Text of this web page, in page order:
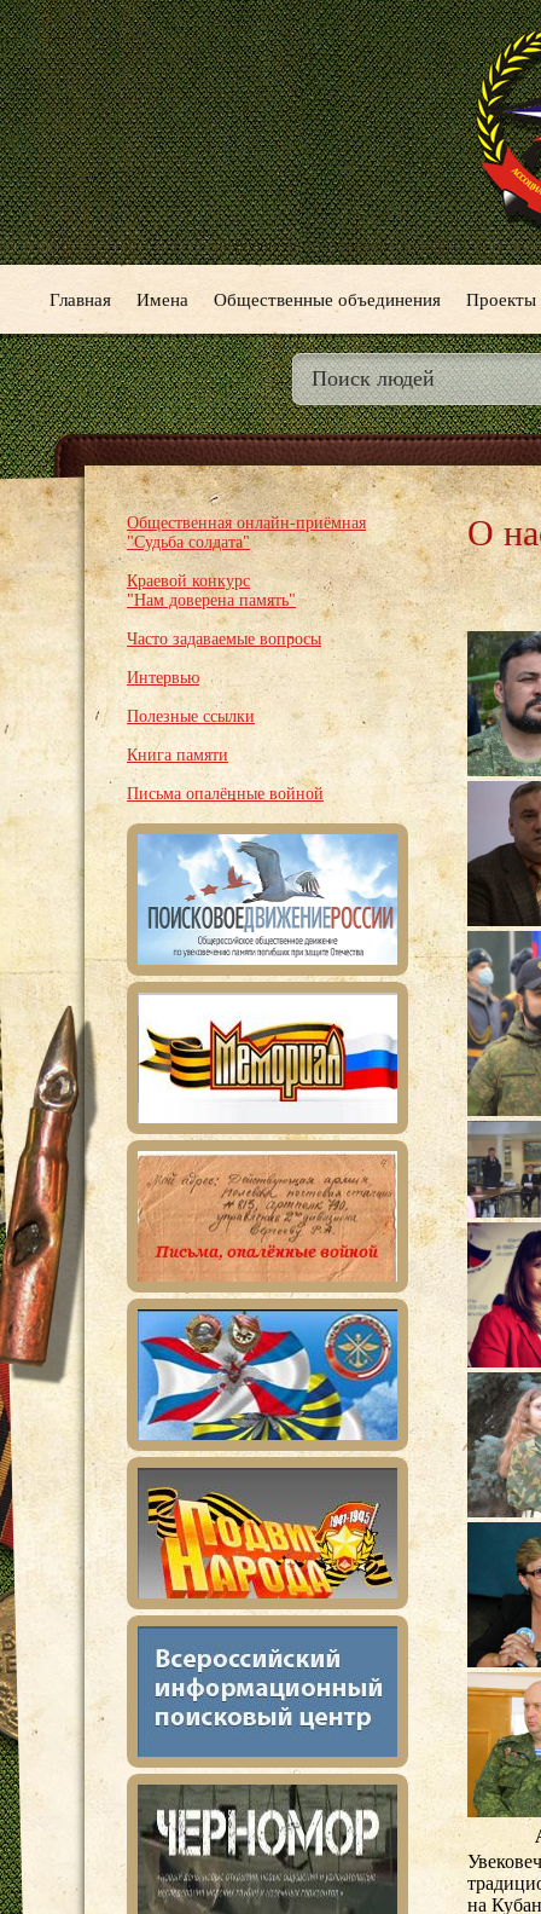
Главная Имена Общественные объединения Проекты
Общественная онлайн-приёмная
"Судьба солдата"
Краевой конкурс
"Нам доверена память"
Часто задаваемые вопросы
Интервью
Полезные ссылки
Книга памяти
Письма опалённые войной
О
на